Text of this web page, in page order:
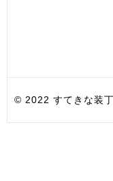
© 2022 すてきな装